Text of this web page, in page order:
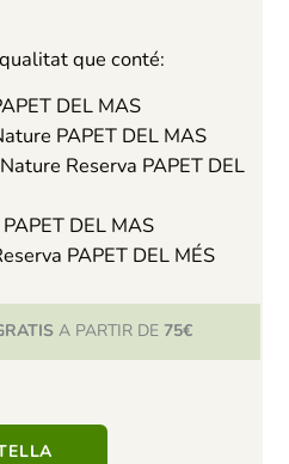
que conté:
DEL MAS
PAPET DEL MAS
Reserva PAPET DEL
DEL MAS
PAPET DEL MÉS
gratis
A PARTIR DE 75€